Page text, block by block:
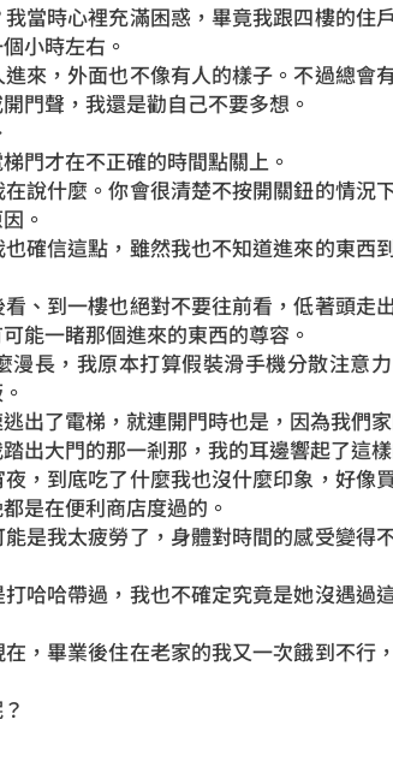
時心裡充滿困惑，畢竟我跟四樓的住
小時左右。
，外面也不像有人的樣子。不過總會
門聲，我還是勸自己不要多想。
才在不正確的時間點關上。
什麼。你會很清楚不按開關鈕的情況
。
信這點，雖然我也不知道進來的東西
到一樓也絕對不要往前看，低著頭走
能一睹那個進來的東西的尊容。
長，我原本打算假裝滑手機分散注意
了電梯，就連開門時也是，因為我們家
大門的那一剎那，我的耳邊響起了這樣
到底吃了什麼我也沒什麼印象，好像
是在便利商店度過的。
我太疲勞了，身體對時間的感受變得
哈帶過，我也不確定究竟是她沒遇過
畢業後住在老家的我又一次餓到不行